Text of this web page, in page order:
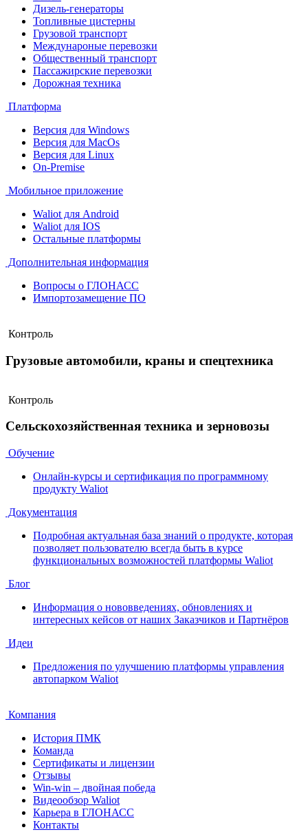
Дизель-генераторы
Топливные цистерны
Грузовой транспорт
Междунароные перевозки
Общественный транспорт
Пассажирские перевозки
Дорожная техника
Платформа
Версия для Windows
Версия для MacOs
Версия для Linux
On-Premise
Мобильное приложение
Waliot для Android
Waliot для IOS
Остальные платформы
Дополнительная информация
Вопросы о ГЛОНАСС
Импортозамещение ПО
Контроль
Грузовые автомобили, краны и спецтехника
Контроль
Сельскохозяйственная техника и зерновозы
Обучение
Онлайн-курсы и сертификация по программному
продукту Waliot
Документация
Подробная актуальная база знаний о продукте, которая
позволяет пользователю всегда быть в курсе
функциональных возможностей платформы Waliot
Блог
Информация о нововведениях, обновлениях и
интересных кейсов от наших Заказчиков и Партнёров
Идеи
Предложения по улучшению платформы управления
автопарком Waliot
Компания
История ПМК
Команда
Сертификаты и лицензии
Отзывы
Win-win – двойная победа
Видеообзор Waliot
Карьера в ГЛОНАСС
Контакты